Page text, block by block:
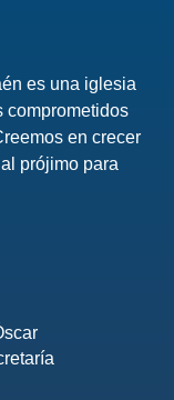
es una iglesia
comprometidos
en crecer
prójimo para